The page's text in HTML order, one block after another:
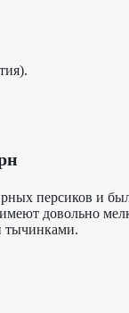
персиков и
довольно
тычинками.